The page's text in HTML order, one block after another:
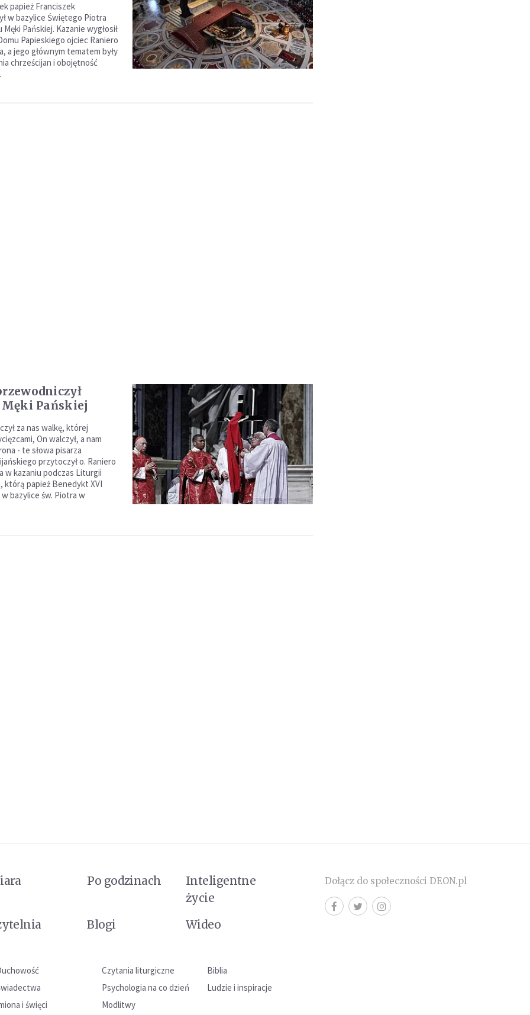
papież Franciszek
w bazylice Świętego Piotra
Pańskiej. Kazanie wygłosił
Papieskiego ojciec Raniero
a jego głównym tematem były
chrześcijan i obojętność
Pańskiej
za nas walkę, której
On walczył, a nam
- te słowa pisarza
przytoczył o. Raniero
w kazaniu podczas Liturgii
którą papież Benedykt XVI
w bazylice św. Piotra w
Po godzinach
Inteligentne
życie
Blogi Wideo
Czytania liturgiczne
Biblia
Psychologia na co dzień
Ludzie i inspiracje
i święci Modlitwy
Dołącz do społeczności DEON.pl